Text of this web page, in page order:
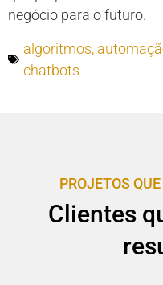
negócio para o futuro.
algoritmos,
chatbots
PROJETOS
Clientes